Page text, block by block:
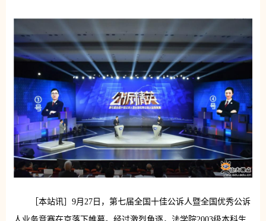
［本站讯］9月27日，第七届全国十佳公诉人暨全国优秀公诉